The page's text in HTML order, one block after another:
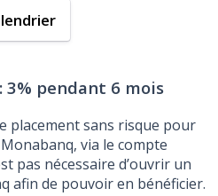
3% pendant 6 mois
placement sans risque pour
via le compte
pas nécessaire d’ouvrir un
afin de pouvoir en bénéficier.